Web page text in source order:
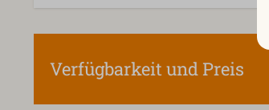
Fernseher
Verfügbarkeit und Preis